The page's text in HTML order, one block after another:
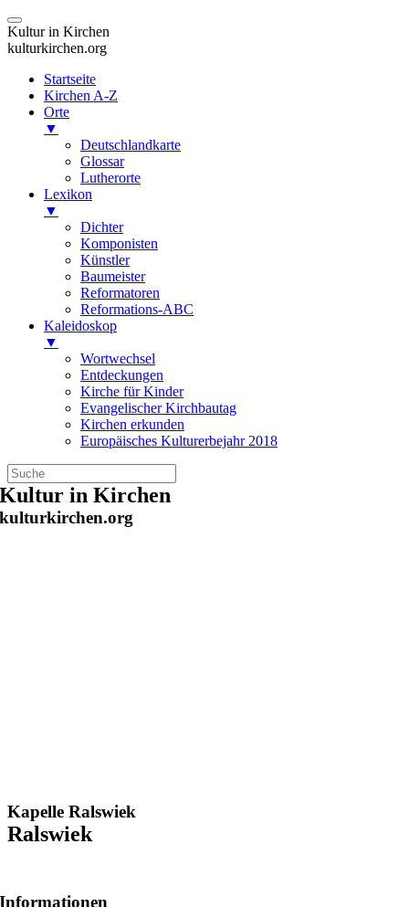
Kultur in Kirchen
kulturkirchen.org
Startseite
Kirchen A-Z
Orte
▼
Deutschlandkarte
Glossar
Lutherorte
Lexikon
▼
Dichter
Komponisten
Künstler
Baumeister
Reformatoren
Reformations-ABC
Kaleidoskop
▼
Wortwechsel
Entdeckungen
Kirche für Kinder
Evangelischer Kirchbautag
Kirchen erkunden
Europäisches Kulturerbejahr 2018
Zum
Inhalt
springen
Kultur in Kirchen
kulturkirchen.org
Kapelle Ralswiek
Ralswiek
Informationen